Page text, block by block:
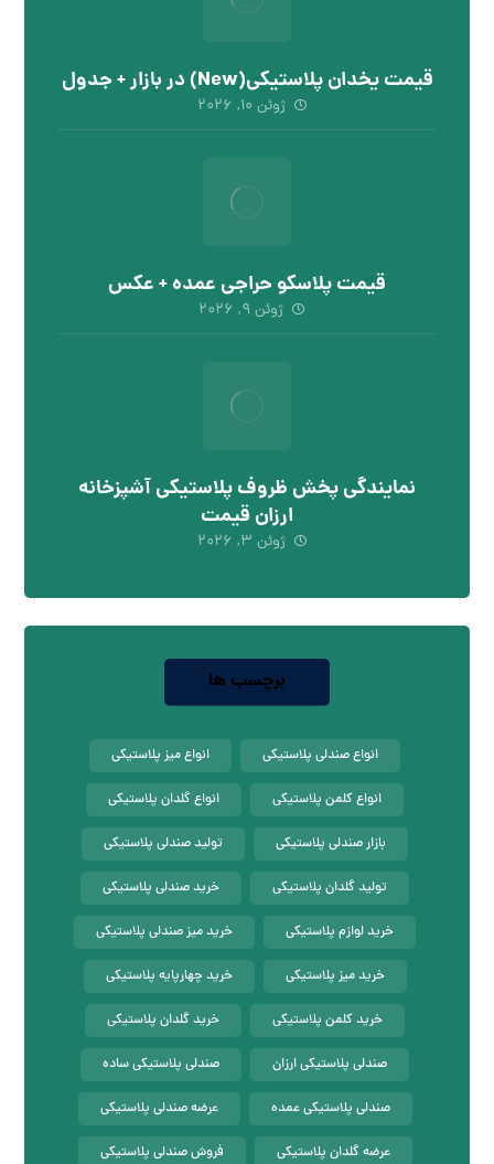
قیمت یخدان پلاستیکی(New) در بازار + جدول
ژوئن ۱۰, ۲۰۲۶
قیمت پلاسکو حراجی عمده + عکس
ژوئن ۹, ۲۰۲۶
نمایندگی پخش ظروف پلاستیکی آشپزخانه
ارزان قیمت
ژوئن ۳, ۲۰۲۶
برچسب ها
انواع صندلی پلاستیکی انواع میز پلاستیکی
انواع کلمن پلاستیکی انواع گلدان پلاستیکی
بازار صندلی پلاستیکی تولید صندلی پلاستیکی
تولید گلدان پلاستیکی خرید صندلی پلاستیکی
خرید لوازم پلاستیکی خرید میز صندلی پلاستیکی
خرید میز پلاستیکی خرید چهارپایه پلاستیکی
خرید کلمن پلاستیکی خرید گلدان پلاستیکی
صندلی پلاستیکی ارزان صندلی پلاستیکی ساده
صندلی پلاستیکی عمده عرضه صندلی پلاستیکی
عرضه گلدان پلاستیکی فروش صندلی پلاستیکی